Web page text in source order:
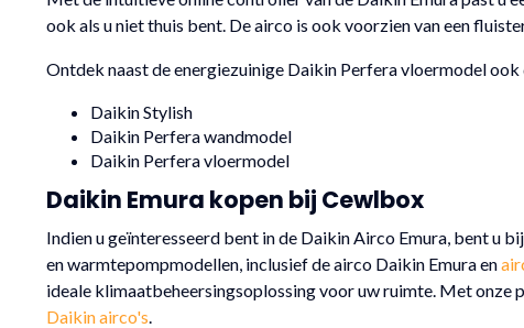
ook als u niet thuis bent. De airco is ook voorzien van een
Ontdek naast de energiezuinige Daikin Perfera vloermodel
Daikin Stylish
Daikin Perfera wandmodel
Daikin Perfera vloermodel
Daikin Emura kopen bij Cewlbox
Indien u geïnteresseerd bent in de Daikin Airco Emura, bent u
en warmtepompmodellen, inclusief de airco Daikin Emura en
ideale klimaatbeheersingsoplossing voor uw ruimte. Met onze
Daikin airco's.